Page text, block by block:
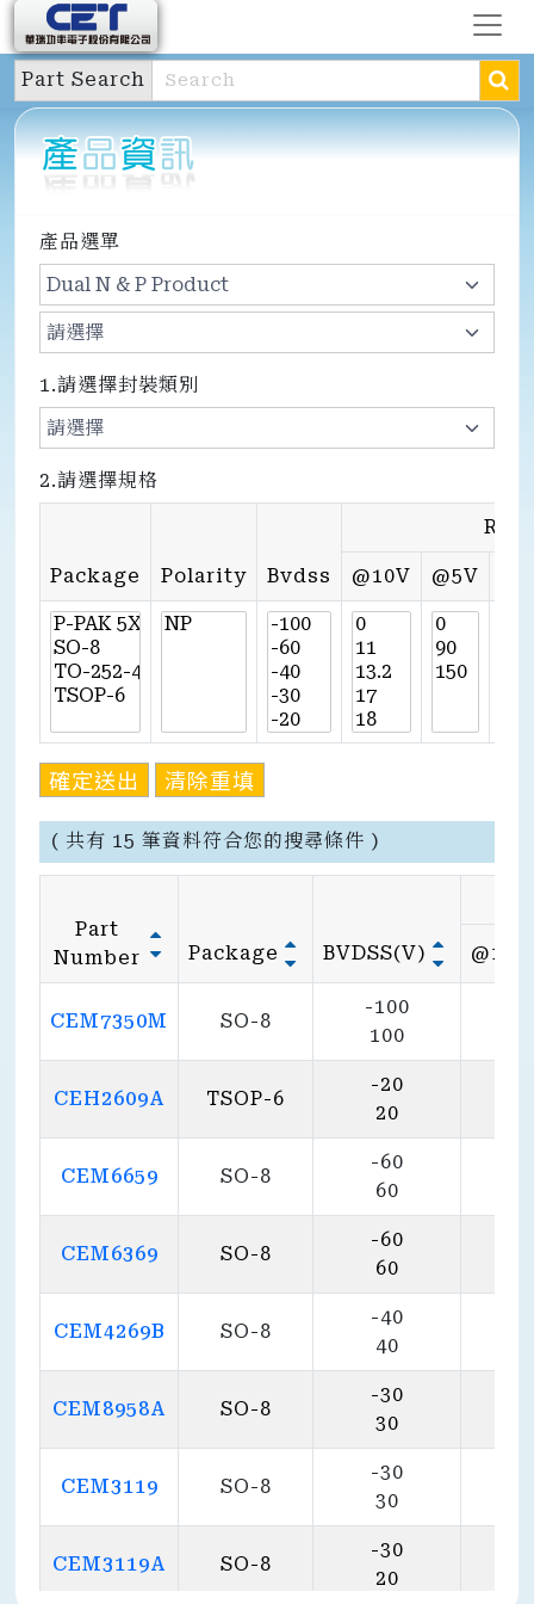
Part Search
產品選單
1.請選擇封裝類別
2.請選擇規格
Package Polarity Bvdss @10V @5V
確定送出 清除重填
( 共有 15 筆資料符合您的搜尋條件 )
Part
Number
Package BVDSS(V) @10V
CEM7350M SO-8
-100
100
CEH2609A TSOP-6
-20
20
CEM6659 SO-8
-60
60
CEM6369 SO-8
-60
60
CEM4269B SO-8
-40
40
CEM8958A SO-8
-30
30
CEM3119 SO-8
-30
30
CEM3119A SO-8
-30
20